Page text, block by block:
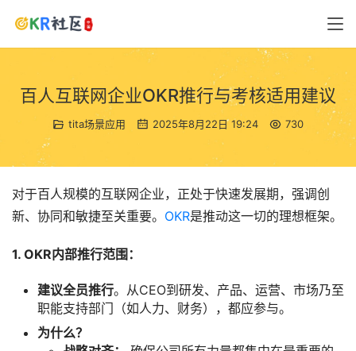
百人互联网企业OKR推行与考核适用建议
tita场景应用 2025年8月22日 19:24 730
对于百人规模的互联网企业，正处于快速发展期，强调创
新、协同和敏捷至关重要。 OKR是推动这一切的理想框架。
1. OKR内部推行范围：
建议全员推行。从CEO到研发、产品、运营、市场乃至
职能支持部门（如人力、财务），都应参与。
为什么？